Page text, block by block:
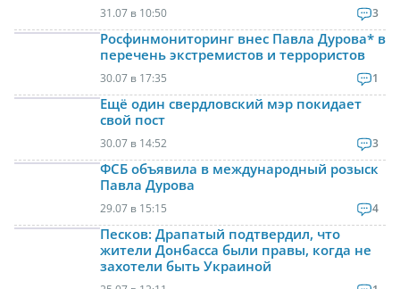
31.07 в 10:50 3
Росфинмониторинг внес Павла Дурова* в
перечень экстремистов и террористов
30.07 в 17:35 1
Ещё один свердловский мэр покидает
свой пост
30.07 в 14:52 3
ФСБ объявила в международный розыск
Павла Дурова
29.07 в 15:15 4
Песков: Драпатый подтвердил, что
жители Донбасса были правы, когда не
захотели быть Украиной